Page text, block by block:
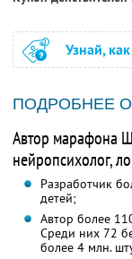
Узнай,
ПОДРОБНЕЕ
Автор марафона
нейропсихолог,
Разработчик
детей;
Автор более
Среди них 72
более 4 млн.